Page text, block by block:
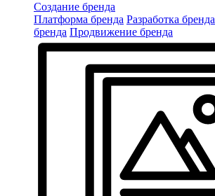
Создание бренда
Платформа бренда Разработка бренда
бренда Продвижение бренда